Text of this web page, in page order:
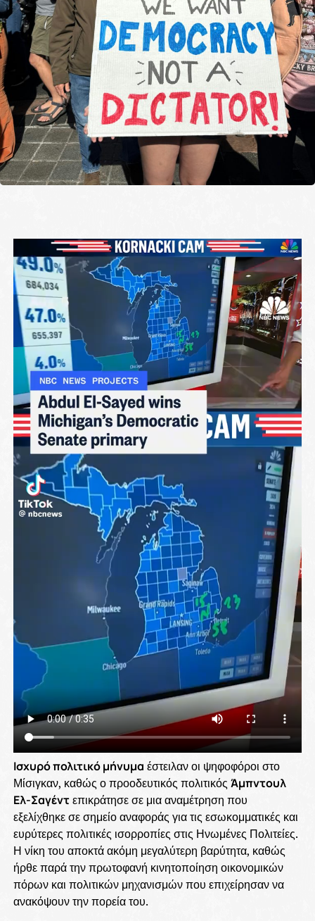
Ισχυρό πολιτικό μήνυμα έστειλαν οι ψηφοφόροι στο
Μίσιγκαν, καθώς ο προοδευτικός πολιτικός Άμπντουλ
Ελ-Σαγέντεπικράτησε σε μια αναμέτρηση που
εξελίχθηκε σε σημείο αναφοράς για τις εσωκομματικές και
ευρύτερες πολιτικές ισορροπίες στις Ηνωμένες Πολιτείες.
Η νίκη του αποκτά ακόμη μεγαλύτερη βαρύτητα, καθώς
ήρθε παρά την πρωτοφανή κινητοποίηση οικονομικών
πόρων και πολιτικών μηχανισμών που επιχείρησαν να
ανακόψουν την πορεία του.